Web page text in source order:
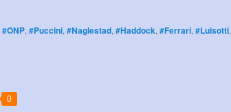
#ONP, #Puccini, #Naglestad, #Haddock, #Ferrari, #Luisotti,
0